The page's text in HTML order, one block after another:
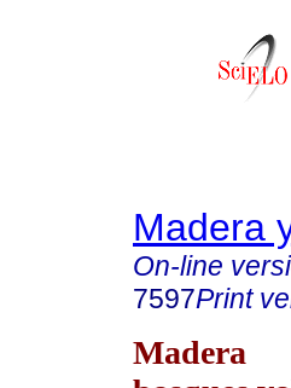
Madera
On-line
7597Print
Madera